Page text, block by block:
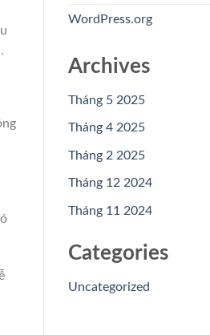
WordPress.org
Archives
Tháng 5 2025
Tháng 4 2025
Tháng 2 2025
Tháng 12 2024
Tháng 11 2024
Categories
Uncategorized